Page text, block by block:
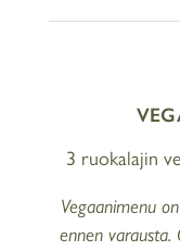
3 ruokalajin
Vegaanimenu
ennen varausta.